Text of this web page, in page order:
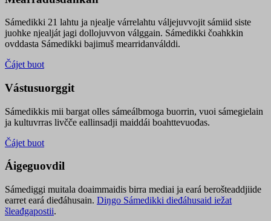
Sámedikki 21 lahtu ja njealje várrelahtu váljejuvvojit sámiid siste
juohke njealját jagi dollojuvvon válggain. Sámedikki čoahkkin
ovddasta Sámedikki bajimuš mearridanválddi.
Čájet buot
Vástusuorggit
Sámedikkis mii bargat olles sámeálbmoga buorrin, vuoi sámegielain
ja kultuvrras livčče eallinsadji maiddái boahttevuođas.
Čájet buot
Áigeguovdil
Sámediggi muitala doaimmaidis birra mediai ja eará berošteaddjiide
earret eará dieđáhusain. Diŋgo Sámedikki dieđáhusaid iežat
šleađgapostii.